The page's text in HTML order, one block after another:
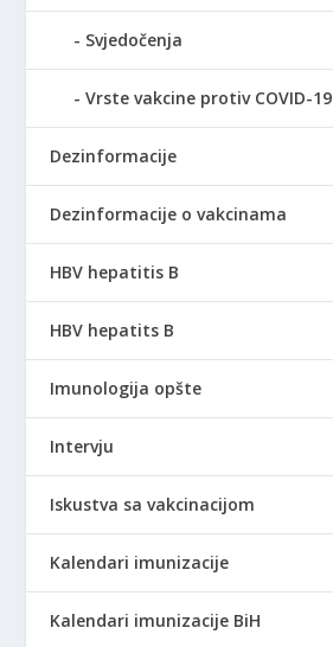
Svjedočenja
Vrste vakcine protiv COVID-19
Dezinformacije
Dezinformacije o vakcinama
HBV hepatitis B
HBV hepatits B
Imunologija opšte
Intervju
Iskustva sa vakcinacijom
Kalendari imunizacije
Kalendari imunizacije BiH